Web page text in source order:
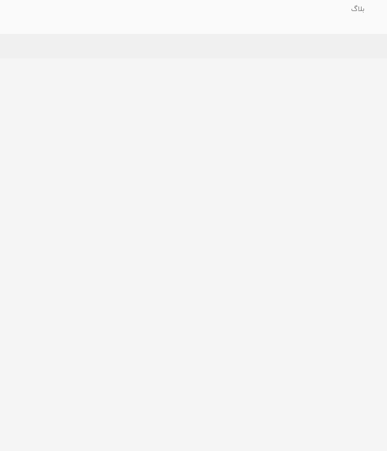
بلاگ